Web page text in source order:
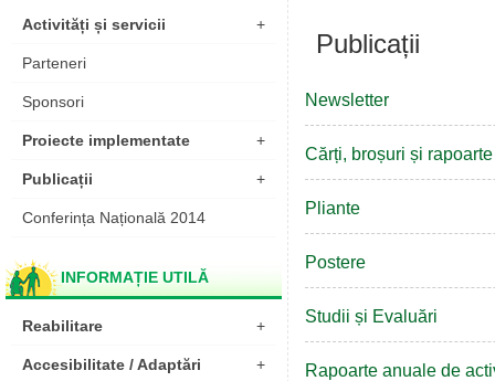
Activități și servicii +
Parteneri
Sponsori
Proiecte implementate +
Publicații +
Conferința Națională 2014
INFORMAȚIE UTILĂ
Reabilitare +
Accesibilitate / Adaptări +
Publicații
Newsletter
Cărți, broșuri și
Pliante
Postere
Studii și Evaluări
Rapoarte anuale de